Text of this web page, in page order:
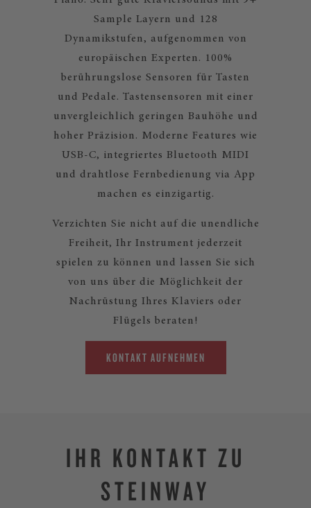
Sample Layern und 128
Dynamikstufen, aufgenommen von
europäischen Experten. 100%
berührungslose Sensoren für Tasten
und Pedale. Tastensensoren mit einer
unvergleichlich geringen Bauhöhe und
hoher Präzision. Moderne Features wie
USB-C, integriertes Bluetooth MIDI
und drahtlose Fernbedienung via App
machen es einzigartig.
Verzichten Sie nicht auf die unendliche
Freiheit, Ihr Instrument jederzeit
spielen zu können und lassen Sie sich
von uns über die Möglichkeit der
Nachrüstung Ihres Klaviers oder
Flügels beraten!
KONTAKT AUFNEHMEN
IHR KONTAKT ZU
STEINWAY